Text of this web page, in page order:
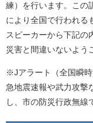
練）を行います。この
により全国で行われる
スピーカーから下記の
災害と間違いないよう
※Jアラート（全国瞬
急地震速報や武力攻撃
し、市の防災行政無線